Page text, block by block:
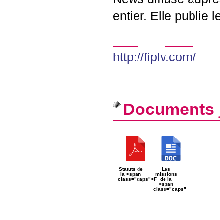
entier. Elle publie
http://fiplv.com/
Documents
Statuts de
la <span
class="caps">F
Les
missions
de la
<span
class="caps"